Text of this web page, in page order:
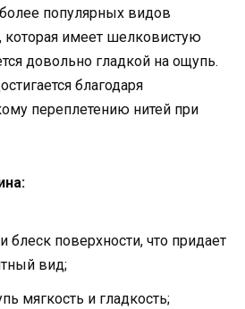
популярных видов
которая имеет шелковистую
довольно гладкой на ощупь.
благодаря
переплетению нитей при
блеск поверхности, что придает
вид;
мягкость и гладкость;